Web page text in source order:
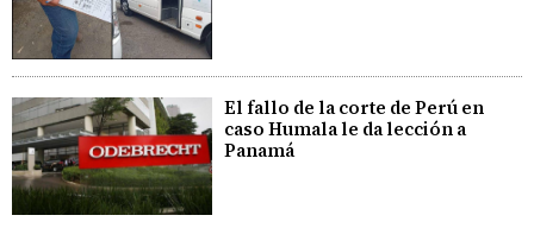
El fallo de la corte de Perú en
caso Humala le da lección a
Panamá